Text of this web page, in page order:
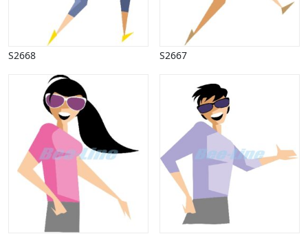
Penge, finans
Piktogrammer
Pinse
Politik, arbejdsmarked
Restauration, hotel
Scenarier
Skibe, både, søfart
Sommer
Spil
Sport
Spots
Stjernetegn, astrologi
Sundhed, sygdom
S2668 S2667